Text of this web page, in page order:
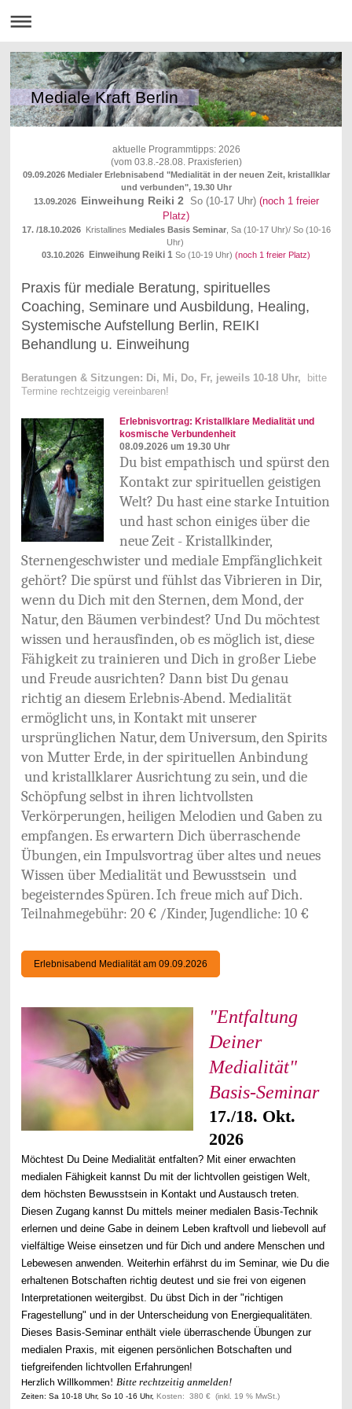
Mediale Kraft Berlin
aktuelle Programmtipps: 2026
(vom 03.8.-28.08. Praxisferien)
09.09.2026 Medialer Erlebnisabend "Medialität in der neuen Zeit, kristallklar
und verbunden", 19.30 Uhr
13.09.2026 Einweihung Reiki 2 So (10-17 Uhr) (noch 1 freier
Platz)
17. /18.10.2026 Kristallines Mediales Basis Seminar, Sa (10-17 Uhr)/ So (10-16
Uhr)
03.10.2026 Einweihung Reiki 1 So (10-19 Uhr) (noch 1 freier Platz)
Praxis für mediale Beratung, spirituelles
Coaching, Seminare und Ausbildung, Healing,
Systemische Aufstellung Berlin, REIKI
Behandlung u. Einweihung
Beratungen & Sitzungen: Di, Mi, Do, Fr, jeweils 10-18 Uhr,
bitte
Termine rechtzeigig vereinbaren!
Erlebnisvortrag: Kristallklare Medialität und
kosmische Verbundenheit
08.09.2026 um 19.30 Uhr
Du bist empathisch und spürst den
Kontakt zur spirituellen geistigen
Welt? Du hast eine starke Intuition
und hast schon einiges über die
neue Zeit - Kristallkinder,
Sternengeschwister und mediale Empfänglichkeit
gehört? Die spürst und fühlst das Vibrieren in Dir,
wenn du Dich mit den Sternen, dem Mond, der
Natur, den Bäumen verbindest? Und Du möchtest
wissen und herausfinden, ob es möglich ist, diese
Fähigkeit zu trainieren und Dich in großer Liebe
und Freude ausrichten? Dann bist Du genau
richtig an diesem Erlebnis-Abend. Medialität
ermöglicht uns, in Kontakt mit unserer
ursprünglichen Natur, dem Universum, den Spirits
von Mutter Erde, in der spirituellen Anbindung
und kristallklarer Ausrichtung zu sein, und die
Schöpfung selbst in ihren lichtvollsten
Verkörperungen, heiligen Melodien und Gaben zu
empfangen. Es erwartern Dich überraschende
Übungen, ein Impulsvortrag über altes und neues
Wissen über Medialität und Bewusstsein und
begeisterndes Spüren. Ich freue mich auf Dich.
Teilnahmegebühr: 20 € /Kinder, Jugendliche: 10 €
Erlebnisabend Medialität am 09.09.2026
"Entfaltung
Deiner
Medialität"
Basis-Seminar
17./18. Okt.
2026
Möchtest Du Deine Medialität entfalten? Mit einer erwachten
medialen Fähigkeit kannst Du mit der lichtvollen geistigen Welt,
dem höchsten Bewusstsein in Kontakt und Austausch treten.
Diesen Zugang kannst Du mittels meiner medialen Basis-Technik
erlernen und deine Gabe in deinem Leben kraftvoll und liebevoll auf
vielfältige Weise einsetzen und für Dich und andere Menschen und
Lebewesen anwenden. Weiterhin erfährst du im Seminar, wie Du die
erhaltenen Botschaften richtig deutest und sie frei von eigenen
Interpretationen weitergibst. Du übst Dich in der "richtigen
Fragestellung" und in der Unterscheidung von Energiequalitäten.
Dieses Basis-Seminar enthält viele überraschende Übungen zur
medialen Praxis, mit eigenen persönlichen Botschaften und
tiefgreifenden lichtvollen Erfahrungen!
Herzlich Willkommen! Bitte rechtzeitig anmelden!
Zeiten: Sa 10-18 Uhr, So 10 -16 Uhr, Kosten: 380 € (inkl. 19 % MwSt.)